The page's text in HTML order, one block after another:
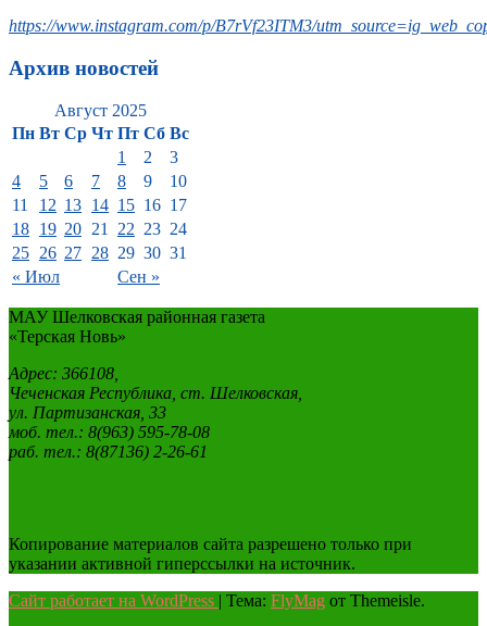
https://www.instagram.com/p/B7rVf23ITM3/
Архив новостей
Август 2025
Пн Вт Ср Чт Пт Сб Вс
« Июл Сен »
1 2
3
4
5 6 7 8 9
10
11
12 13 14 15 16 17
18 19 20 21 22 23 24
25 26 27 28 29 30 31
МАУ Шелковская районная газета
«Терская Новь»
Адрес: 366108,
Чеченская Республика, ст. Шелковская,
ул. Партизанская, 33
моб. тел.: 8(963) 595-78-08
раб. тел.: 8(87136) 2-26-61
Копирование материалов сайта разрешено только при
указании активной гиперссылки на источник.
Сайт работает на WordPress | Тема: FlyMag от Themeisle.